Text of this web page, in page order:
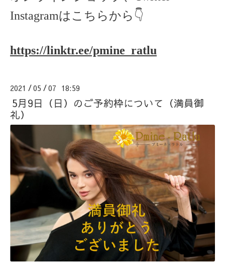
Instagramはこちらから👇
https://linktr.ee/pmine_ratlu
2021 /05 /07 18:59
5月9日（日）のご予約枠について（満員御
礼）